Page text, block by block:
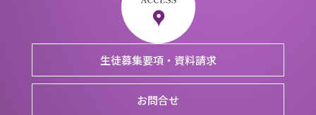
生徒募集要項・資料請求
お問合せ